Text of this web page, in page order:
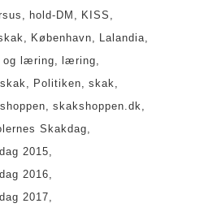
hold-DM
KISS
København
Lalandia
og læring
læring
Politiken
skak
skakshoppen.dk
Skakdag
2015
2016
2017